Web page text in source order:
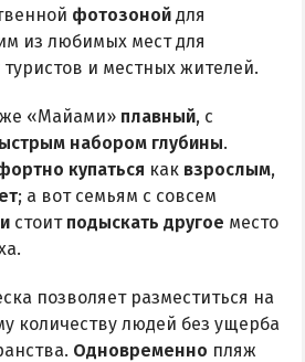
парк
ЖИЛЬЯ
фотозоной для
из любимых мест для
туристов и местных жителей.
«Майами» плавный, с
набором глубины.
купаться как взрослым,
; а вот семьям с совсем
стоит подыскать другое место
позволяет разместиться на
количеству людей без ущерба
Одновременно пляж